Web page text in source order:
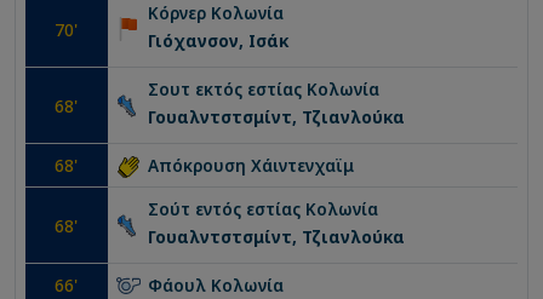
70'
Κόρνερ Κολωνία
Γιόχανσον, Ισάκ
68'
Σουτ εκτός εστίας Κολωνία
Γουαλντστσμίντ, Τζιανλούκα
68' Απόκρουση Χάιντενχαϊμ
68'
Σούτ εντός εστίας Κολωνία
Γουαλντστσμίντ, Τζιανλούκα
66' Φάουλ Κολωνία